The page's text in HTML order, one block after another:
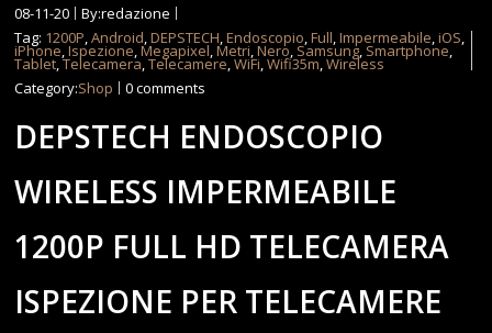
08-11-20
By:redazione
Tag: 1200P,Android,DEPSTECH,Endoscopio,Full,Impermeabile,iOS,
iPhone,Ispezione,Megapixel,Metri,Nero, Samsung, Smartphone,
Tablet,Telecamera,Telecamere,WiFi,Wifi35m,Wireless
Category:Shop 0 comments
DEPSTECH ENDOSCOPIO
WIRELESS IMPERMEABILE
1200P FULL HD TELECAMERA
ISPEZIONE PER TELECAMERE